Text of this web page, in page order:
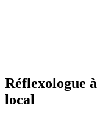
Réflexologue à
local